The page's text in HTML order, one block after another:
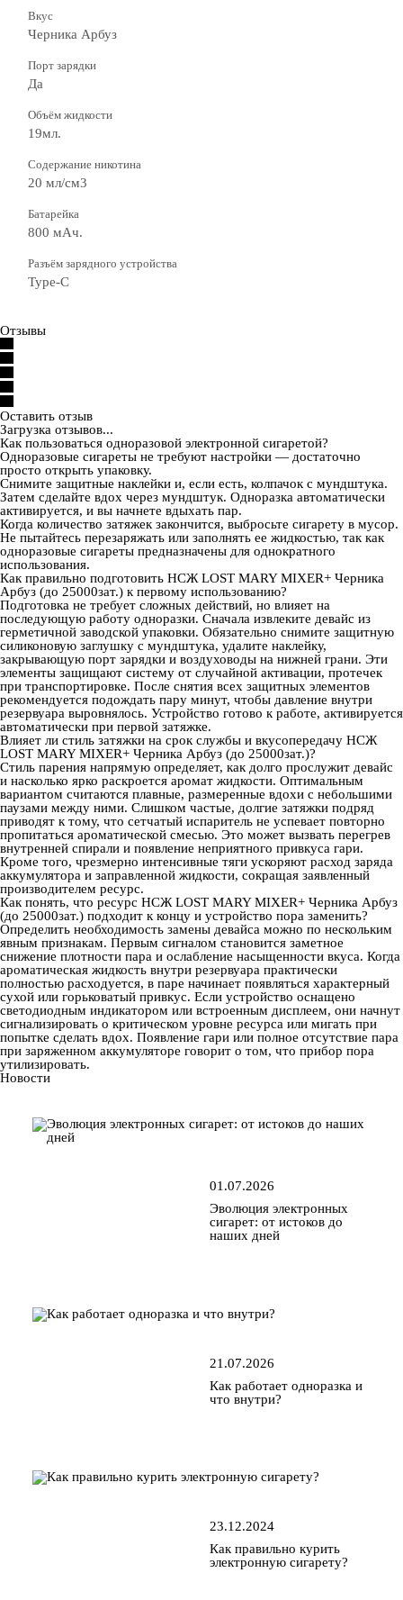
Вкус
Черника Арбуз
Порт зарядки
Да
Объём жидкости
19мл.
Содержание никотина
20 мл/см3
Батарейка
800 мАч.
Разъём зарядного устройства
Type-C
Отзывы
Оставить отзыв
Загрузка отзывов...
Как пользоваться одноразовой электронной сигаретой?
Одноразовые сигареты не требуют настройки — достаточно
просто открыть упаковку.
Снимите защитные наклейки и, если есть, колпачок с мундштука.
Затем сделайте вдох через мундштук. Одноразка автоматически
активируется, и вы начнете вдыхать пар.
Когда количество затяжек закончится, выбросьте сигарету в мусор.
Не пытайтесь перезаряжать или заполнять ее жидкостью, так как
одноразовые сигареты предназначены для однократного
использования.
Как правильно подготовить НСЖ LOST MARY MIXER+ Черника
Арбуз (до 25000зат.) к первому использованию?
Подготовка не требует сложных действий, но влияет на
последующую работу одноразки. Сначала извлеките девайс из
герметичной заводской упаковки. Обязательно снимите защитную
силиконовую заглушку с мундштука, удалите наклейку,
закрывающую порт зарядки и воздуховоды на нижней грани. Эти
элементы защищают систему от случайной активации, протечек
при транспортировке. После снятия всех защитных элементов
рекомендуется подождать пару минут, чтобы давление внутри
резервуара выровнялось. Устройство готово к работе, активируется
автоматически при первой затяжке.
Влияет ли стиль затяжки на срок службы и вкусопередачу НСЖ
LOST MARY MIXER+ Черника Арбуз (до 25000зат.)?
Стиль парения напрямую определяет, как долго прослужит девайс
и насколько ярко раскроется аромат жидкости. Оптимальным
вариантом считаются плавные, размеренные вдохи с небольшими
паузами между ними. Слишком частые, долгие затяжки подряд
приводят к тому, что сетчатый испаритель не успевает повторно
пропитаться ароматической смесью. Это может вызвать перегрев
внутренней спирали и появление неприятного привкуса гари.
Кроме того, чрезмерно интенсивные тяги ускоряют расход заряда
аккумулятора и заправленной жидкости, сокращая заявленный
производителем ресурс.
Как понять, что ресурс НСЖ LOST MARY MIXER+ Черника Арбуз
(до 25000зат.) подходит к концу и устройство пора заменить?
Определить необходимость замены девайса можно по нескольким
явным признакам. Первым сигналом становится заметное
снижение плотности пара и ослабление насыщенности вкуса. Когда
ароматическая жидкость внутри резервуара практически
полностью расходуется, в паре начинает появляться характерный
сухой или горьковатый привкус. Если устройство оснащено
светодиодным индикатором или встроенным дисплеем, они начнут
сигнализировать о критическом уровне ресурса или мигать при
попытке сделать вдох. Появление гари или полное отсутствие пара
при заряженном аккумуляторе говорит о том, что прибор пора
утилизировать.
Новости
01.07.2026
Эволюция электронных
сигарет: от истоков до
наших дней
21.07.2026
Как работает одноразка и
что внутри?
23.12.2024
Как правильно курить
электронную сигарету?